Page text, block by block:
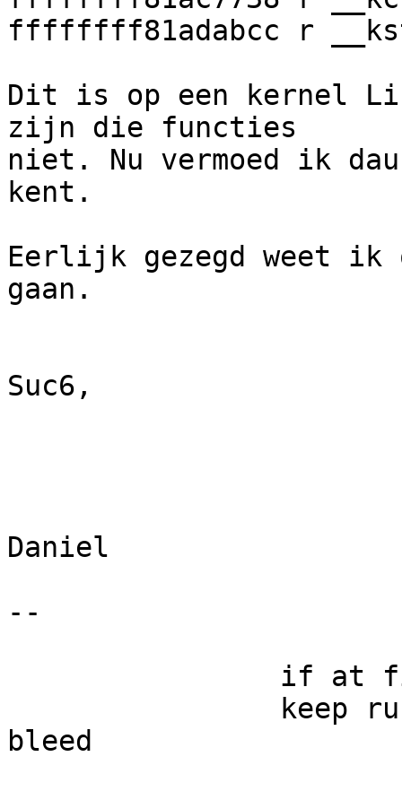
ffffffff81adabcc r
Dit is op een kernel
zijn die functies
niet. Nu vermoed ik
kent.
Eerlijk gezegd weet ik
gaan.
Suc6,
Daniel
--
bleed